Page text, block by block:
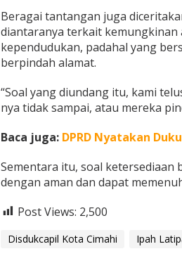
Beragai tantangan juga
diantaranya terkait kemungkinan
kependudukan, padahal yang
berpindah alamat.
“Soal yang diundang itu, kami
nya tidak sampai, atau mereka
Baca juga: DPRD Nyatakan
Sementara itu, soal ketersediaan
dengan aman dan dapat
Post Views: 2,500
Disdukcapil Kota Cimahi Ipah